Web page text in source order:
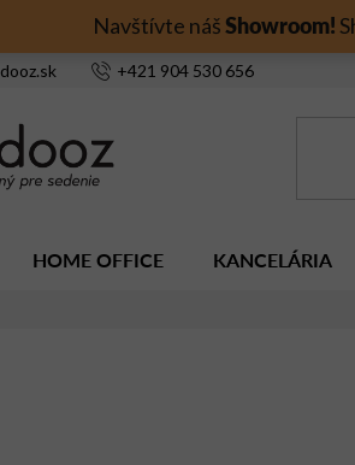
Navštívte nášShowroom!
+421 904 530 656
HOME OFFICE KANCELÁRIA